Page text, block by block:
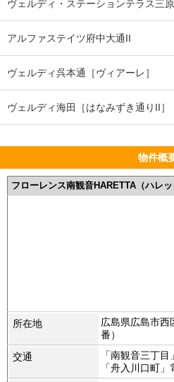
ヴェルディ・ステーションテラス三
アルファステイツ府中大通II
ヴェルディ呉本通［ヴィアーレ］
ヴェルディ海田［はなみずき通りII］
物件概
フローレンス南観音HARETTA（ハレッ
所在地
広島県広島市西
番）
交通
「南観音三丁
「舟入川口町